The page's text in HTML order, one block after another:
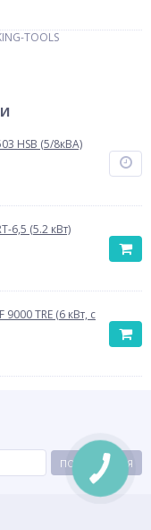
TOOLS
HSB (5/8кВА)
6,5 (5.2 кВт)
TRE (6 кВт, с
ПОДПИСАТЬСЯ